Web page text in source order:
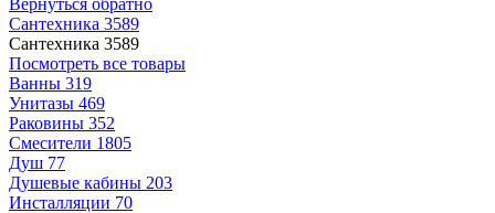
Вернуться обратно
Сантехника 3589
Сантехника 3589
Посмотреть все товары
Ванны 319
Унитазы 469
Раковины 352
Смесители 1805
Душ 77
Душевые кабины 203
Инсталляции 70